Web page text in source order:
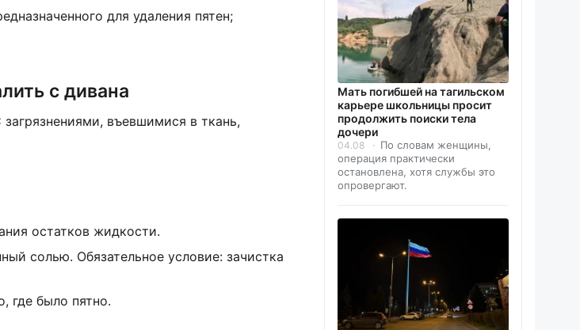
для удаления пятен;
с дивана
въевшимися в ткань,
остатков жидкости.
солью. Обязательное условие: зачистка
где было пятно.
Мать погибшей на тагильском
карьере школьницы просит
продолжить поиски тела
дочери
04.08
По словам женщины,
операция практически
остановлена, хотя службы это
опровергают.